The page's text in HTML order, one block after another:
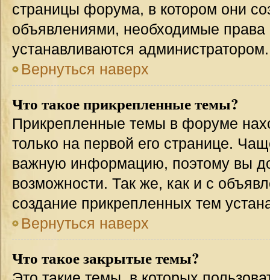
страницы форума, в котором они
объявлениями, необходимые права
устанавливаются администратором.
Вернуться наверх
Что такое прикрепленные темы?
Прикрепленные темы в форуме
только на первой его странице.
важную информацию, поэтому вы
возможности. Так же, как и с
создание прикрепленных тем
Вернуться наверх
Что такое закрытые темы?